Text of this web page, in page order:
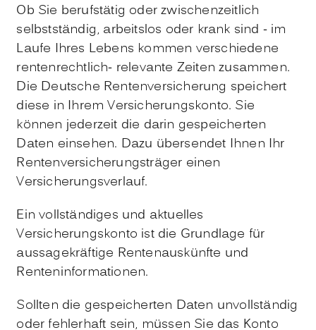
Ob Sie berufstätig oder zwischenzeitlich
selbstständig, arbeitslos oder krank sind - im
Laufe Ihres Lebens kommen verschiedene
rentenrechtlich- relevante Zeiten zusammen.
Die Deutsche Rentenversicherung speichert
diese in Ihrem Versicherungskonto. Sie
können jederzeit die darin gespeicherten
Daten einsehen. Dazu übersendet Ihnen Ihr
Rentenversicherungsträger einen
Versicherungsverlauf.
Ein vollständiges und aktuelles
Versicherungskonto ist die Grundlage für
aussagekräftige Rentenauskünfte und
Renteninformationen.
Sollten die gespeicherten Daten unvollständig
oder fehlerhaft sein, müssen Sie das Konto